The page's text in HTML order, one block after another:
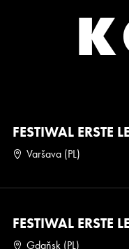
FESTIWAL ERSTE
Varšava (PL)
FESTIWAL ERSTE
Gdaňsk (PL)